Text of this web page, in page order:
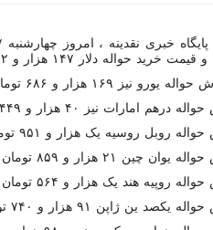
تومان و قیمت خرید حواله آن ۱۶۸ هزار و ۱۵۸ تومان است.
۴۰ هزار و ۴۴۹ تومان و قیمت خرید حواله آن ۴۰ هزار و ۸۵ تومان است.
یک هزار و ۹۵۱ تومان و قیمت خرید حواله آن یک هزار و ۹۳۳ تومان است.
تومان و قیمت خرید حواله آن ۲۱ هزار و ۶۶۲ تومان است.
هزار و ۵۶۴ تومان و قیمت خرید حواله آن یک هزار و ۵۵۰ تومان است.
و ۷۴۰ تومان و قیمت خرید حواله آن ۹۰ هزار و ۹۱۴ تومان است.